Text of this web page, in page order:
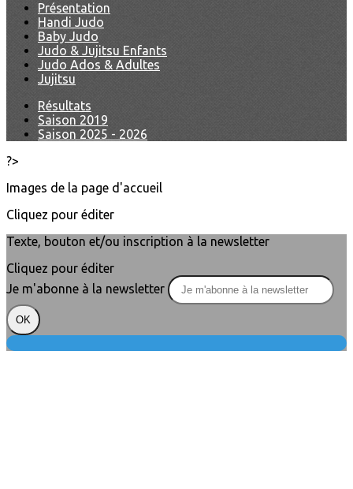
Présentation
Handi Judo
Baby Judo
Judo & Jujitsu Enfants
Judo Ados & Adultes
Jujitsu
Résultats
Saison 2019
Saison 2025 - 2026
?>
Images de la page d'accueil
Cliquez pour éditer
Texte, bouton et/ou inscription à la newsletter
Cliquez pour éditer
Je m'abonne à la newsletter
OK